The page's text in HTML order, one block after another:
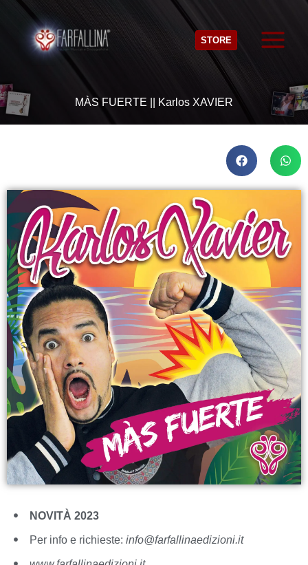
contenuto
STORE
MÀS FUERTE || Karlos XAVIER
NOVITÀ 2023
Per info e richieste: info@farfallinaedizioni.it